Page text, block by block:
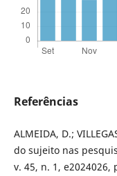
Referências
ALMEIDA, D.;
do sujeito nas
v. 45, n. 1, e2024026,